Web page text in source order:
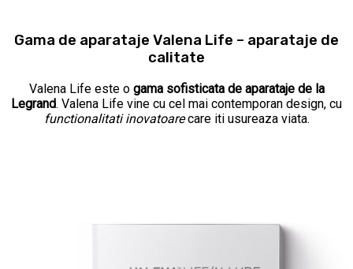
Gama de aparataje Valena Life – aparataje de
calitate
Valena Life este o gama sofisticata de aparataje de la
Legrand. Valena Life vine cu cel mai contemporan design, cu
functionalitati inovatoarecare iti usureaza viata.